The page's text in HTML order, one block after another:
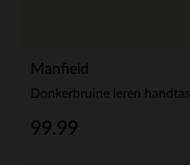
Manfield
Donkerbruine leren handtas
99.99